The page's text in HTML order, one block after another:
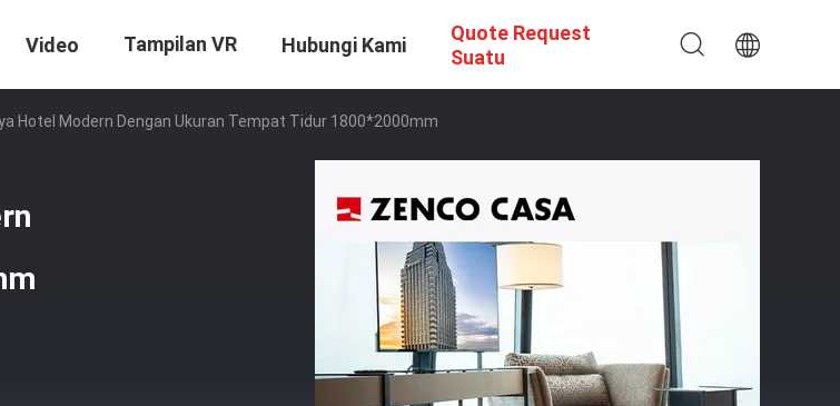
Video Tampilan VR Hubungi Kami
Quote Request
Suatu
Hotel Modern Dengan Ukuran Tempat Tidur 1800*2000mm